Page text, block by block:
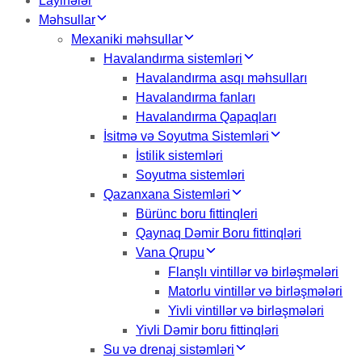
Məhsullar
Mexaniki məhsullar
Havalandırma sistemləri
Havalandırma asqı məhsulları
Havalandırma fanları
Havalandırma Qapaqları
İsitmə və Soyutma Sistemləri
İstilik sistemləri
Soyutma sistemləri
Qazanxana Sistemləri
Bürünc boru fittinqleri
Qaynaq Dəmir Boru fittinqləri
Vana Qrupu
Flanşlı vintillər və birləşmələri
Matorlu vintillər və birləşmələri
Yivli vintillər və birləşmələri
Yivli Dəmir boru fittinqləri
Su və drenaj sistəmləri